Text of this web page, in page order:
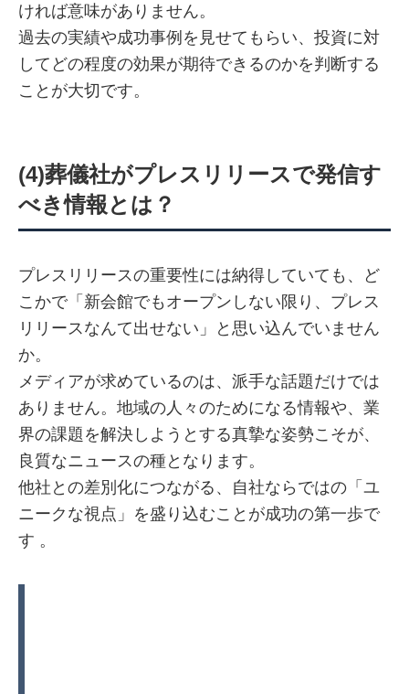
ければ意味がありません。
過去の実績や成功事例を見せてもらい、投資に対
してどの程度の効果が期待できるのかを判断する
ことが大切です。
(4)葬儀社がプレスリリースで発信す
べき情報とは？
プレスリリースの重要性には納得していても、ど
こかで「新会館でもオープンしない限り、プレス
リリースなんて出せない」と思い込んでいません
か。
メディアが求めているのは、派手な話題だけでは
ありません。地域の人々のためになる情報や、業
界の課題を解決しようとする真摯な姿勢こそが、
良質なニュースの種となります。
他社との差別化につながる、自社ならではの「ユ
ニークな視点」を盛り込むことが成功の第一歩で
す 。